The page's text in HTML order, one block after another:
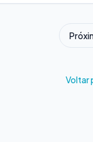
Voltar